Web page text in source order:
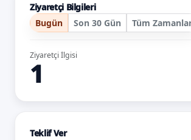
Ziyaretçi Bilgileri
Bugün
Son 30 Gün Tüm
Ziyaretçi İlgisi
1
Teklif Ver